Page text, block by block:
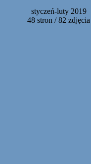
styczeń-luty 2019
48 stron / 82 zdjęcia